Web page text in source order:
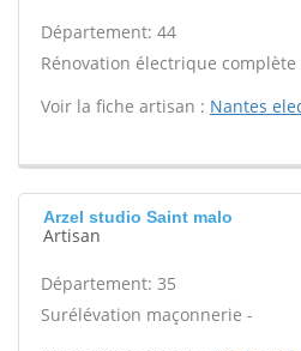
Département: 44
Rénovation électrique
Voir la fiche artisan : Nantes
Arzel studio Saint malo
Artisan
Département: 35
Surélévation maçonnerie -